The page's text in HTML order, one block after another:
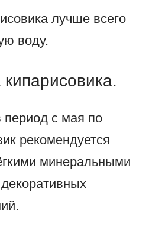
лучше всего
воду.
период с мая по
рекомендуется
минеральными